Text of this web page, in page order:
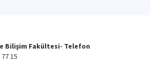
Bilişim Fakültesi- Telefon
15